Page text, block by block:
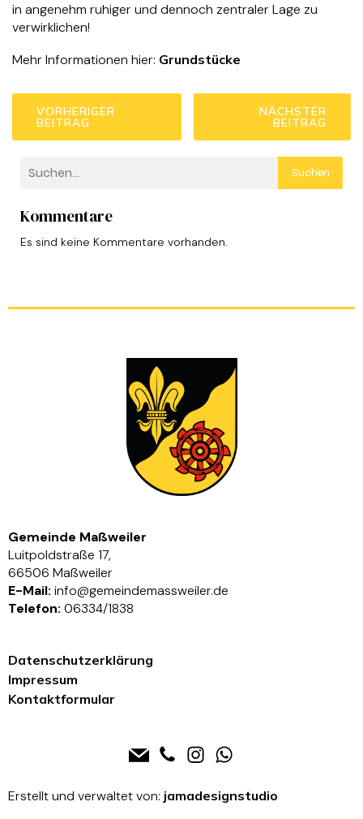
in angenehm ruhiger und dennoch zentraler Lage zu
verwirklichen!
Mehr Informationen hier: Grundstücke
VORHERIGER
BEITRAG
NÄCHSTER
BEITRAG
Suchen
Kommentare
Es sind keine Kommentare vorhanden.
Gemeinde Maßweiler
Luitpoldstraße 17,
66506 Maßweiler
E-Mail: info@gemeindemassweiler.de
Telefon: 06334/1838
Datenschutzerklärung
Impressum
Kontaktformular
Erstellt und verwaltet von: jamadesignstudio